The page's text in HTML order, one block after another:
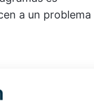
a un problema